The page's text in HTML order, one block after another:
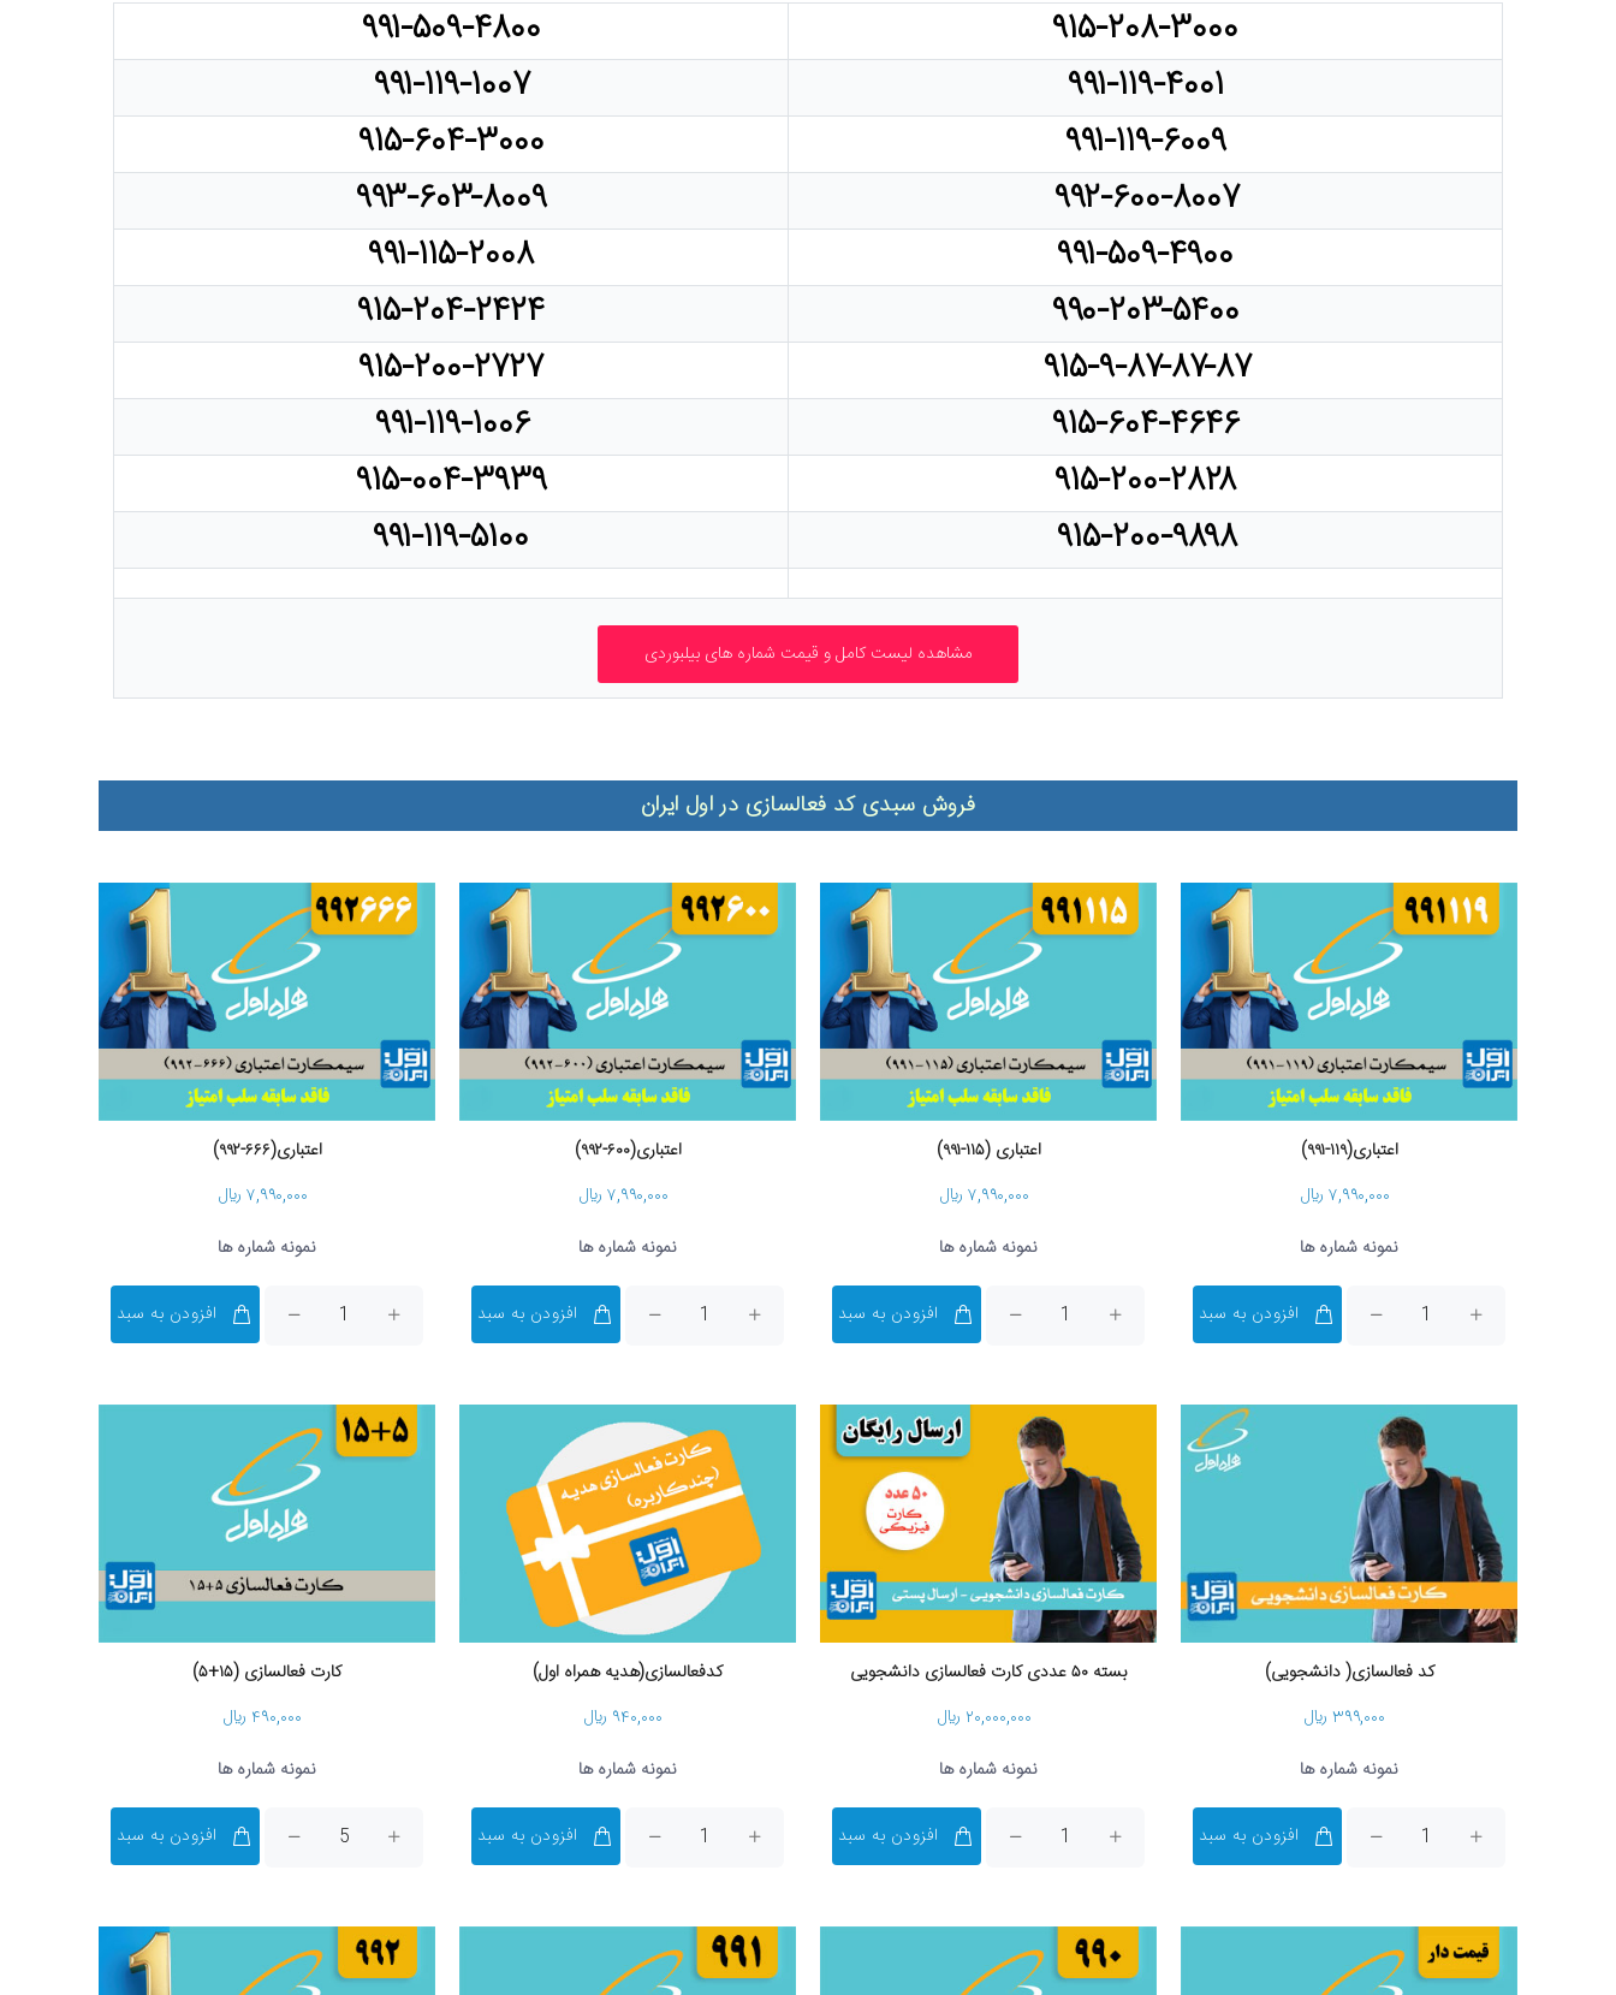
۹۱۵-۲۰۸-۳۰۰۰
۹۹۱-۵۰۹-۴۸۰۰
۹۹۱-۱۱۹-۴۰۰۱
۹۹۱-۱۱۹-۱۰۰۷
۹۹۱-۱۱۹-۶۰۰۹
۹۱۵-۶۰۴-۳۰۰۰
۹۹۲-۶۰۰-۸۰۰۷
۹۹۳-۶۰۳-۸۰۰۹
۹۹۱-۵۰۹-۴۹۰۰
۹۹۱-۱۱۵-۲۰۰۸
۹۹۰-۲۰۳-۵۴۰۰
۹۱۵-۲۰۴-۲۴۲۴
۹۱۵-۹-۸۷-۸۷-۸۷
۹۱۵-۲۰۰-۲۷۲۷
۹۱۵-۶۰۴-۴۶۴۶
۹۹۱-۱۱۹-۱۰۰۶
۹۱۵-۲۰۰-۲۸۲۸
۹۱۵-۰۰۴-۳۹۳۹
۹۱۵-۲۰۰-۹۸۹۸
۹۹۱-۱۱۹-۵۱۰۰
فروش سبدی کد فعالسازی در اول ایران
اعتباری(۱۱۹-۹۹۱)
۷,۹۹۰,۰۰۰ ریال
نمونه شماره ها
افزودن به سبد
اعتباری (۱۱۵-۹۹۱)
۷,۹۹۰,۰۰۰ ریال
نمونه شماره ها
افزودن به سبد
اعتباری(۶۰۰-۹۹۲)
۷,۹۹۰,۰۰۰ ریال
نمونه شماره ها
افزودن به سبد
اعتباری(۶۶۶-۹۹۲)
۷,۹۹۰,۰۰۰ ریال
نمونه شماره ها
افزودن به سبد
کد فعالسازی( دانشجویی)
۳۹۹,۰۰۰ ریال
نمونه شماره ها
افزودن به سبد
بسته ۵۰ عددی کارت فعالسازی دانشجویی
۲۰,۰۰۰,۰۰۰ ریال
نمونه شماره ها
افزودن به سبد
کدفعالسازی(هدیه همراه اول)
۹۴۰,۰۰۰ ریال
نمونه شماره ها
افزودن به سبد
کارت فعالسازی (۱۵+۵)
۴۹۰,۰۰۰ ریال
نمونه شماره ها
افزودن به سبد